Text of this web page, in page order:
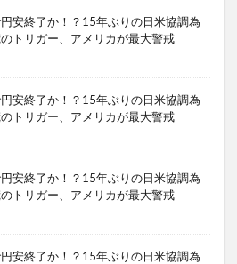
安終了か！？15年ぶりの日米協調為
トリガー、アメリカが最大警戒
安終了か！？15年ぶりの日米協調為
トリガー、アメリカが最大警戒
安終了か！？15年ぶりの日米協調為
トリガー、アメリカが最大警戒
安終了か！？15年ぶりの日米協調為